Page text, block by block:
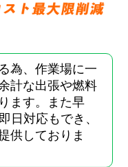
為、作業場に一
計な出張や燃料
ます。また早
日対応もでき、
供しておりま